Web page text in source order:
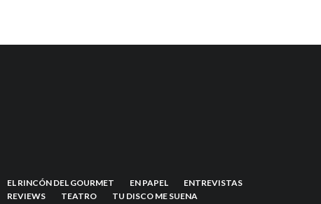
EL RINCÓN DEL GOURMET EN PAPEL
ENTREVISTAS
REVIEWS TEATRO TU DISCO ME SUENA